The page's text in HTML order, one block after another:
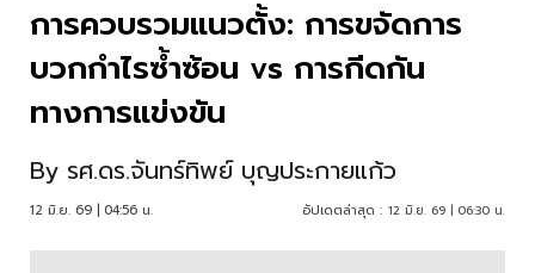
การควบรวมแนวตั้ง: การขจัดการ
บวกกำไรซ้ำซ้อน vs การกีดกัน
ทางการแข่งขัน
By รศ.ดร.จันทร์ทิพย์ บุญประกายแก้ว
12 มิ.ย. 69 | 04:56 น. อัปเดตล่าสุด : 12 มิ.ย. 69 | 06:30 น.